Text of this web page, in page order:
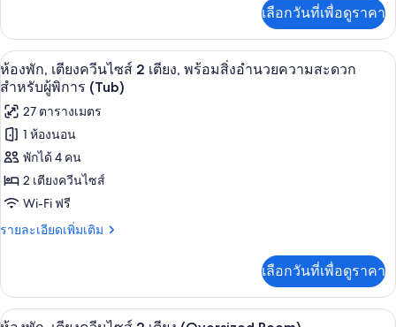
2
Rooms)
ไซส์
2
เตียง
(Sofa
Sleeper,
2
Rooms)
เกี่ยว
กับ
ห้อง
สวี
เตียง
ควีน
ไซส์
2
เตียง
Sleeper,
2
เลือกวันที่เพื่อดูราคา
เปิด
ภาพถ่าย
ทั้งหมด
ของ
ห้อง
พัก,
2
เตียง,
โต๊ะทำงาน, พื้นที่ทำงานแบบใช้แล็ปท็อ
7
ห้องพัก, เตียงควีนไซส์ 2 เตียง, พร้อมสิ่งอำนวยความสะดวก
สำหรับผู้พิการ (Tub)
27 ตารางเมตร
1 ห้องนอน
พักได้ 4 คน
2 เตียงควีนไซส์
Wi-Fi ฟรี
รายละเอียดเพิ่มเติม
ราย
เกี่ยว
กับ
เลือกวันที่เพื่อดูราคา
เปิด
โต๊ะทำงาน, พื้นที่ทำงานแบบใช้แล็ปท็อ